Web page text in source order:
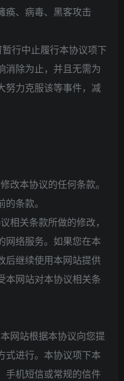
痪、病毒、黑客攻击
行中止履行本协议项下
消除为止，并且无需为
努力克服该等事件，减
改本协议的任何条款。
条款。
相关条款所做的修改，
网络服务。如果您在本
后继续使用本网站提供
本网站对本协议相关条
网站根据本协议向您提
式进行。本协议项下本
手机短信或常规的信件